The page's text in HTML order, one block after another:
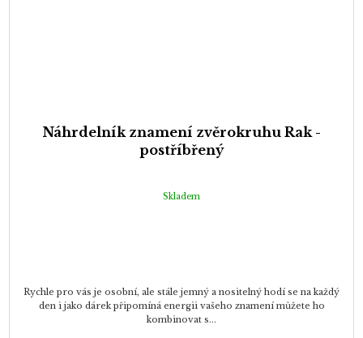
Náhrdelník znamení zvěrokruhu Rak -
postříbřený
Skladem
Rychle pro vás je osobní, ale stále jemný a nositelný hodí se na každý
den i jako dárek připomíná energii vašeho znamení můžete ho
kombinovat s...